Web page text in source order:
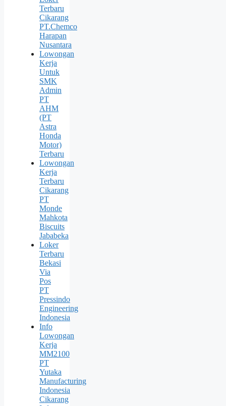
Terbaru
Cikarang
PT.Chemco
Harapan
Nusantara
Lowongan
Kerja
Untuk
SMK
Admin
PT
AHM
(PT
Astra
Honda
Motor)
Terbaru
Lowongan
Kerja
Terbaru
Cikarang
PT
Monde
Mahkota
Biscuits
Jababeka
Loker
Terbaru
Bekasi
Via
Pos
PT
Pressindo
Engineering
Indonesia
Info
Lowongan
Kerja
MM2100
PT
Yutaka
Manufacturing
Indonesia
Cikarang